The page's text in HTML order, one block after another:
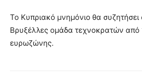
Το Κυπριακό μνημόνιο θα συζητήσει
Βρυξέλλες ομάδα τεχνοκρατών από
ευρωζώνης.